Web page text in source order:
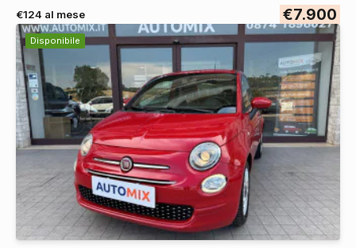
€124 al mese
€7.900
Disponibile